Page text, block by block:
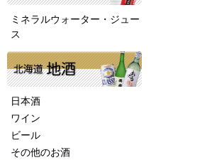
ミネラルウォーター・ジュー
ス
日本酒
ワイン
ビール
その他のお酒